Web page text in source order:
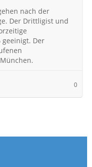
nach der
Der Drittligist und
geeinigt. Der
0